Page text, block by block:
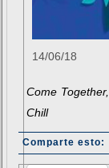
14/06/18
Come
Chill
Comparte esto: